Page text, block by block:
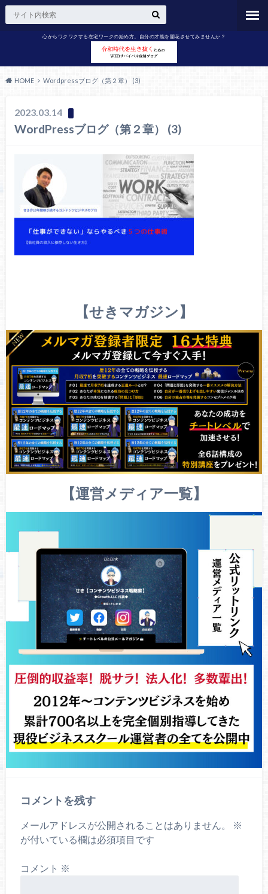
心からワクワクする在宅ワークの始め方。自分の才能を開花させてみませんか？
HOME Wordpressブログ（第２章） (3)
2023.03.14
WordPressブログ（第２章） (3)
【せきマガジン】
【運営メディア一覧】
コメントを残す
メールアドレスが公開されることはありません。
※
が付いている欄は必須項目です
コメント ※